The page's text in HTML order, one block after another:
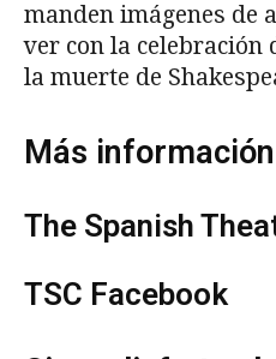
manden imágenes de
ver con la celebración
la muerte de
Más información
The Spanish
TSC Facebook